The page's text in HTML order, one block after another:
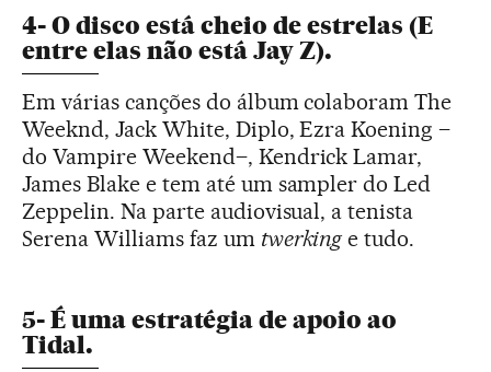
4- O disco está cheio de estrelas (E
entre elas não está Jay Z).
Em várias canções do álbum colaboram The
Weeknd, Jack White, Diplo, Ezra Koening –
do Vampire Weekend–, Kendrick Lamar,
James Blake e tem até um sampler do Led
Zeppelin. Na parte audiovisual, a tenista
Serena Williams faz um twerkinge tudo.
5- É uma estratégia de apoio ao
Tidal.